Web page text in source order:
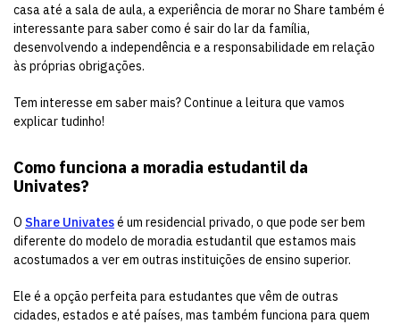
casa até a sala de aula, a experiência de morar no Share também é
interessante para saber como é sair do lar da família,
desenvolvendo a independência e a responsabilidade em relação
às próprias obrigações.
Tem interesse em saber mais? Continue a leitura que vamos
explicar tudinho!
Como funciona a moradia estudantil da
Univates?
O Share Univatesé um residencial privado, o que pode ser bem
diferente do modelo de moradia estudantil que estamos mais
acostumados a ver em outras instituições de ensino superior.
Ele é a opção perfeita para estudantes que vêm de outras
cidades, estados e até países, mas também funciona para quem